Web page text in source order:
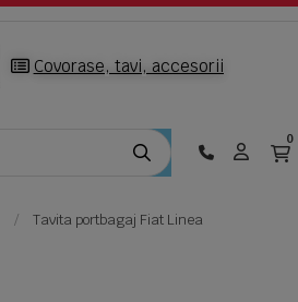
Covorase, tavi, accesorii
0
Tavita portbagaj Fiat Linea